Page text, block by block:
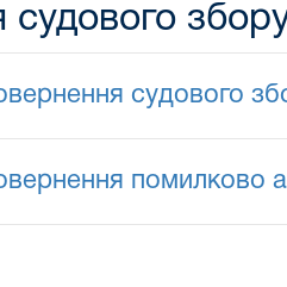
судового
судового
помилково